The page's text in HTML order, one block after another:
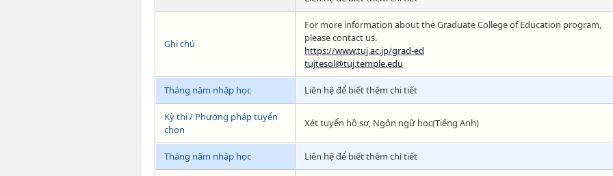
Ghi chú
For more information about the Graduate College of Education program,
please contact us.
https://www.tuj.ac.jp/grad-ed
tujtesol@tuj.temple.edu
Tháng năm nhập học Liên hệ để biết thêm chi tiết
Kỳ thi / Phương pháp tuyển
chọn
Xét tuyển hồ sơ, Ngôn ngữ học(Tiếng Anh)
Tháng năm nhập học Liên hệ để biết thêm chi tiết